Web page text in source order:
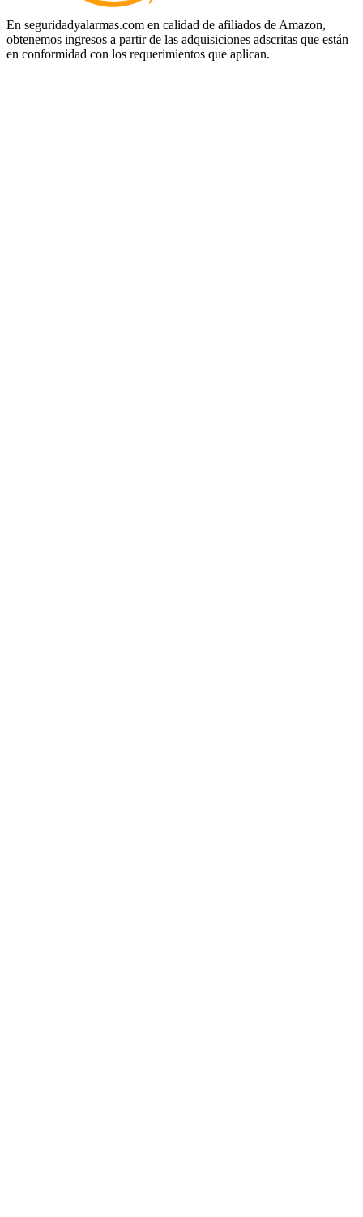
En seguridadyalarmas.com en calidad de afiliados de Amazon,
obtenemos ingresos a partir de las adquisiciones adscritas que están
en conformidad con los requerimientos que aplican.